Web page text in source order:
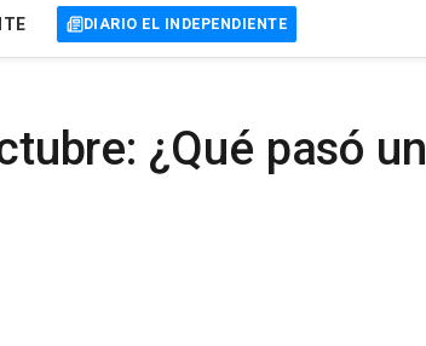
DIARIO EL INDEPENDIENTE
¿Qué pasó un